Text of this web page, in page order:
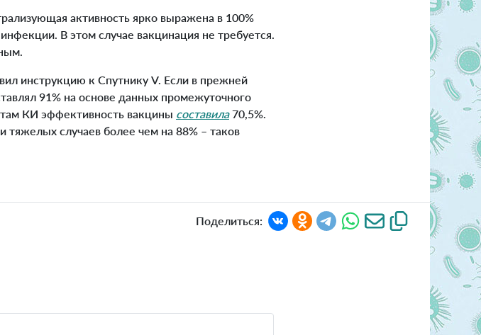
активность ярко выражена в 100%
В этом случае вакцинация не требуется.
инструкцию к Спутнику V. Если в прежней
91% на основе данных промежуточного
КИ эффективность вакцины составила70,5%.
случаев более чем на 88% – таков
Поделиться: